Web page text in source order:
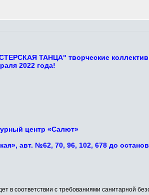
ТАНЦА" творческие
2022 года!
центр «Салют»
авт. №62, 70, 96, 102, 678 до
с требованиями санитарной